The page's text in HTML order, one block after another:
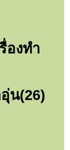
องทำ
อุ่น(26)